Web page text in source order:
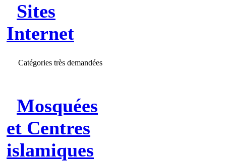
Sites
Internet
Catégories très demandées
Mosquées
et Centres
islamiques